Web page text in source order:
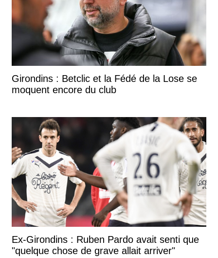
Girondins : Betclic et la Fédé de la Lose se
moquent encore du club
Ex-Girondins : Ruben Pardo avait senti que
"quelque chose de grave allait arriver"